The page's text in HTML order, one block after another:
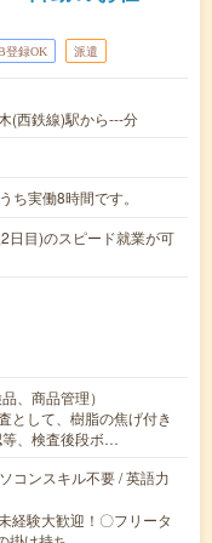
登録OK 派遣
(西鉄線)駅から---分
実働8時間です。
日目)のスピード就業が可
、商品管理）
として、樹脂の焦げ付き
等、検査後段ボ…
コンスキル不要 / 英語力
経験大歓迎！〇フリータ